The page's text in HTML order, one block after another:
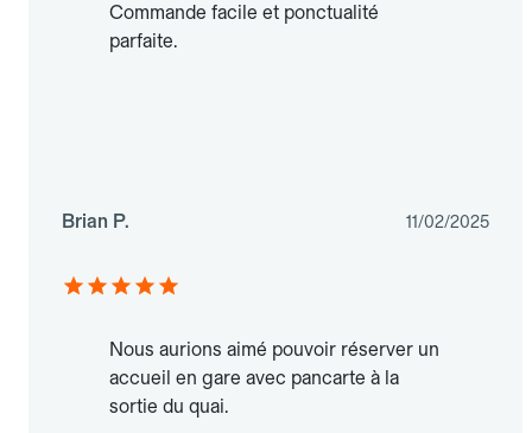
Commande facile et ponctualité
parfaite.
Brian P. 11/02/2025
Nous aurions aimé pouvoir réserver un
accueil en gare avec pancarte à la
sortie du quai.